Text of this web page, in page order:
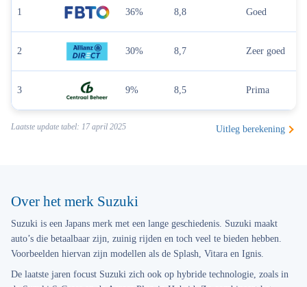
1 36% 8,8 Goed
2 30% 8,7 Zeer goed
3 9% 8,5 Prima
Laatste update tabel: 17 april 2025 Uitleg berekening
Over het merk Suzuki
Suzuki is een Japans merk met een lange geschiedenis. Suzuki maakt
auto’s die betaalbaar zijn, zuinig rijden en toch veel te bieden hebben.
Voorbeelden hiervan zijn modellen als de Splash, Vitara en Ignis.
De laatste jaren focust Suzuki zich ook op hybride technologie, zoals in